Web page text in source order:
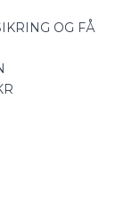
OG FÅ